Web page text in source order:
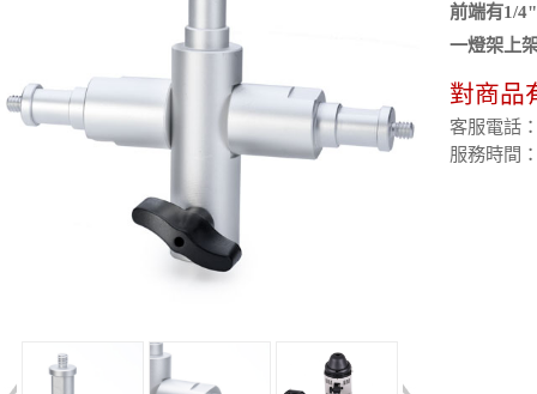
前端有1/
一燈架上
對商品
客服電話
服務時間